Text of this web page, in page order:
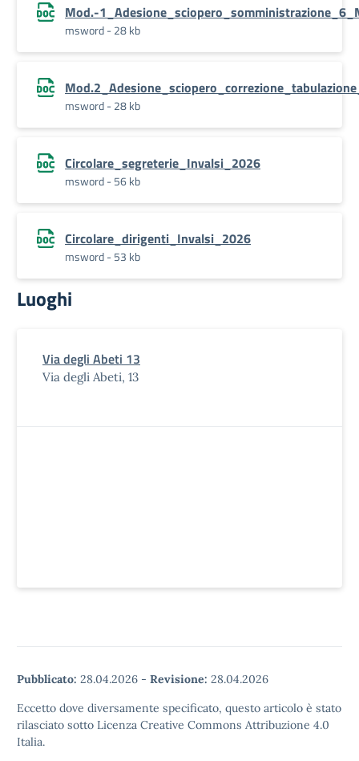
Mod.-
msword - 28 kb
msword - 28 kb
Circolare_segreterie_Invalsi_2026
msword - 56 kb
Circolare_dirigenti_Invalsi_2026
msword - 53 kb
Luoghi
Via degli Abeti 13
Via degli Abeti, 13
Pubblicato: 28.04.2026 - Revisione: 28.04.2026
Eccetto dove diversamente specificato, questo articolo è stato
rilasciato sotto Licenza Creative Commons Attribuzione 4.0
Italia.